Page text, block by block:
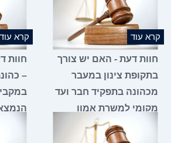
קרא עוד
חוות דעת - האם יש צורך
בתקופת צינון במעבר
מכהונה בתפקיד חבר ועד
מקומי למשרת אמון
במועצה האזורית?
07.02.2019
קרא עוד
חוות
–